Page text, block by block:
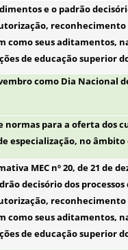
e o padrão
como seus aditamentos,
de educação superior
como Dia Nacional
normas para a oferta dos
especialização, no âmbito
MEC nº 20, de 21 de
decisório dos
como seus aditamentos,
de educação superior